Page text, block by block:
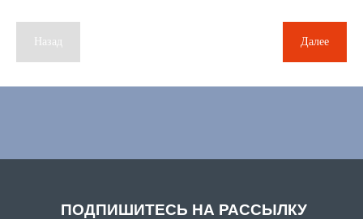
Назад Далее
ПОДПИШИТЕСЬ НА РАССЫЛКУ